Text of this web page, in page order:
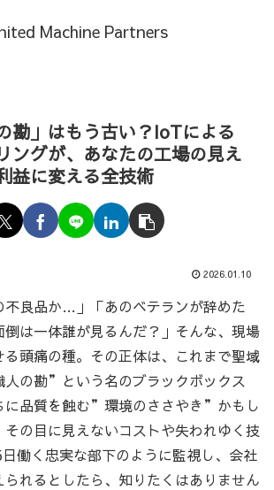
Machine Partners
勘」はもう古い？IoTによる
ングが、あなたの工場の見え
益に変える全技術
2026.01.10
不良品か…」「あのベテランが辞めた
倒は一体誰が見るんだ？」そんな、現場
る頭痛の種。その正体は、これまで聖域
の勘”という名のブラックボックス
に品質を蝕む”環境のささやき”かもし
の目に見えないコストや失われゆく技
働く忠実な部下のように監視し、会社
られるとしたら、知りたくはありません